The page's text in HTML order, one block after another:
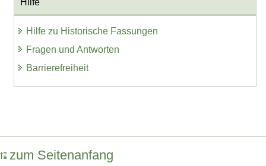
Hilfe
Hilfe zu Historische Fassungen
Fragen und Antworten
Barrierefreiheit
zum Seitenanfang